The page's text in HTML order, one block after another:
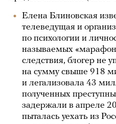
Елена Блиновская
телеведущая и
по психологии и
называемых
следствия, блогер не
на сумму свыше 918
и легализовала 43
полученных
задержали в апреле
пыталась уехать из